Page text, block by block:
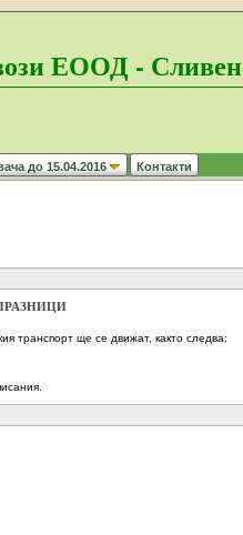
ЕООД - Сливен
до 15.04.2016 Контакти
транспорт ще се движат, както следва: